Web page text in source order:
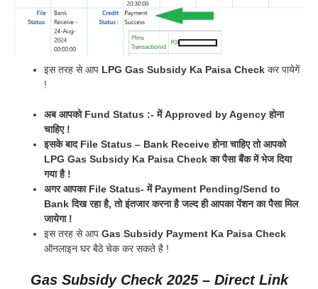
इस तरह से आप LPG Gas Subsidy Ka Paisa Check कर पायेगें
!
अब आपको Fund Status :- में Approved by Agency होना
चाहिए !
इसके बाद File Status – Bank Receive होना चाहिए तो आपको
LPG Gas Subsidy Ka Paisa Check का पैसा बैंक में भेज दिया
गया है !
अगर आपका File Status- में Payment Pending/Send to
Bank दिख रहा है, तो इंतजार करना है जल्द ही आपका पेंशन का पैसा मिल
जायेगा !
इस तरह से आप Gas Subsidy Payment Ka Paisa Check
ऑनलाइन घर बैठे चेक कर सकते है !
Gas Subsidy Check 2025 – Direct Link